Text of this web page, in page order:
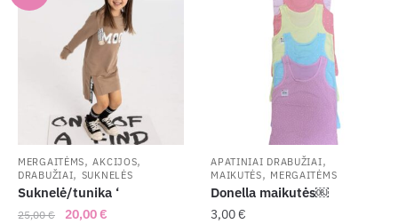
variants.
options
chosen
the
product
page
MERGAITĖMS,AKCIJOS,
DRABUŽIAI, SUKNELĖS
Suknelė/tunika ‘
25,00€
Original
20,00€
APATINIAI DRABUŽIAI,
MAIKUTĖS, MERGAITĖMS
Donella maikutės￼
3,00€